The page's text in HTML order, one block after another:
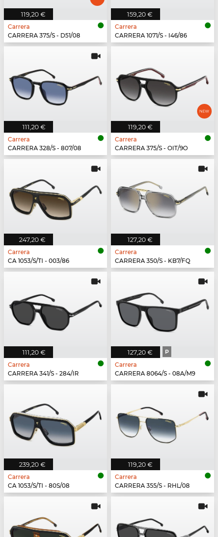
119,20 €
Carrera
CARRERA 375/S - D51/08
159,20 €
Carrera
CARRERA 1071/S - I46/86
111,20 €
Carrera
CARRERA 328/S - 807/08
119,20 €
Carrera
CARRERA 375/S - OIT/9O
247,20 €
Carrera
CA 1053/S/TI - 003/86
127,20 €
Carrera
CARRERA 350/S - KB7/FQ
111,20 €
Carrera
CARRERA 341/S - 284/IR
127,20 € P
Carrera
CARRERA 8064/S - 08A/M9
239,20 €
Carrera
CA 1053/S/TI - 80S/08
119,20 €
Carrera
CARRERA 355/S - RHL/08